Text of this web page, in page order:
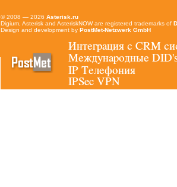
© 2008 — 2026 Asterisk.ru
Digium, Asterisk and AsteriskNOW are registered trademarks of
Design and development by PostMet-Netzwerk GmbH